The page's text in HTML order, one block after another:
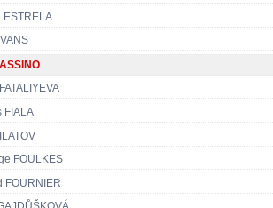
ESTRELA
FIALA
FOULKES
FOURNIER